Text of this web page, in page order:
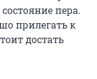
пера.
прилегать к
достать